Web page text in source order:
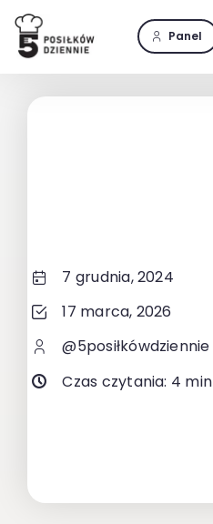
Przejdź
zawartości
Panel
7 grudnia, 2024
17 marca, 2026
@5posiłkówdziennie
Czas czytania: 4 min